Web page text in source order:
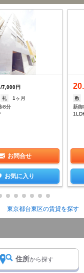
/7,000円
礼
1ヶ月
8分
お問合せ
お気に入り
敷
新御
東京都台東区の賃貸を探す
住所から探す